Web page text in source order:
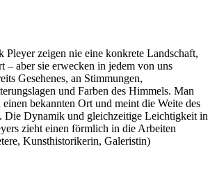
zeigen nie eine konkrete Landschaft,
– aber sie erwecken in jedem von uns
Gesehenes, an Stimmungen,
und Farben des Himmels. Man
bekannten Ort und meint die Weite des
Die Dynamik und gleichzeitige Leichtigkeit in
zieht einen förmlich in die Arbeiten
Kunsthistorikerin, Galeristin)